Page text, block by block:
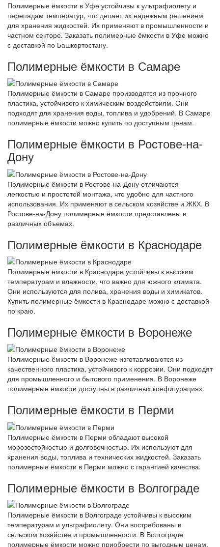
Полимерные ёмкости в Уфе устойчивы к ультрафиолету и
перепадам температур, что делает их надежным решением
для хранения жидкостей. Их применяют в промышленности и
частном секторе. Заказать полимерные ёмкости в Уфе можно
с доставкой по Башкортостану.
Полимерные ёмкости в Самаре
Полимерные ёмкости в Самаре производятся из прочного
пластика, устойчивого к химическим воздействиям. Они
подходят для хранения воды, топлива и удобрений. В Самаре
полимерные ёмкости можно купить по доступным ценам.
Полимерные ёмкости в Ростове-на-
Дону
Полимерные ёмкости в Ростове-на-Дону отличаются
легкостью и простотой монтажа, что удобно для частного
использования. Их применяют в сельском хозяйстве и ЖКХ. В
Ростове-на-Дону полимерные ёмкости представлены в
различных объемах.
Полимерные ёмкости в Краснодаре
Полимерные ёмкости в Краснодаре устойчивы к высоким
температурам и влажности, что важно для южного климата.
Они используются для полива, хранения воды и химикатов.
Купить полимерные ёмкости в Краснодаре можно с доставкой
по краю.
Полимерные ёмкости в Воронеже
Полимерные ёмкости в Воронеже изготавливаются из
качественного пластика, устойчивого к коррозии. Они подходят
для промышленного и бытового применения. В Воронеже
полимерные ёмкости доступны в различных конфигурациях.
Полимерные ёмкости в Перми
Полимерные ёмкости в Перми обладают высокой
морозостойкостью и долговечностью. Их используют для
хранения воды, топлива и технических жидкостей. Заказать
полимерные ёмкости в Перми можно с гарантией качества.
Полимерные ёмкости в Волгограде
Полимерные ёмкости в Волгограде устойчивы к высоким
температурам и ультрафиолету. Они востребованы в
сельском хозяйстве и промышленности. В Волгограде
полимерные ёмкости можно приобрести по выгодным ценам.